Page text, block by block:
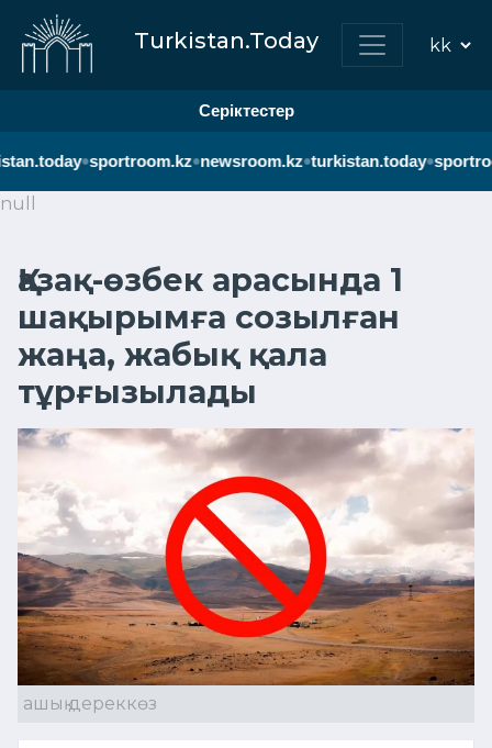
Turkistan.Today
Серіктестер
•sportroom.kz•newsroom.kz•turkistan.today•
null
Қазақ-өзбек арасында 1
шақырымға созылған
жаңа, жабық қала
тұрғызылады
ашық дереккөз